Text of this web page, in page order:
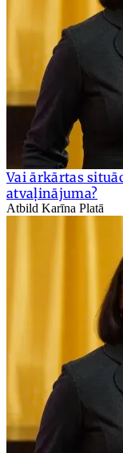
Vai ārkārtas
atvaļinājuma?
Atbild Karīna Platā